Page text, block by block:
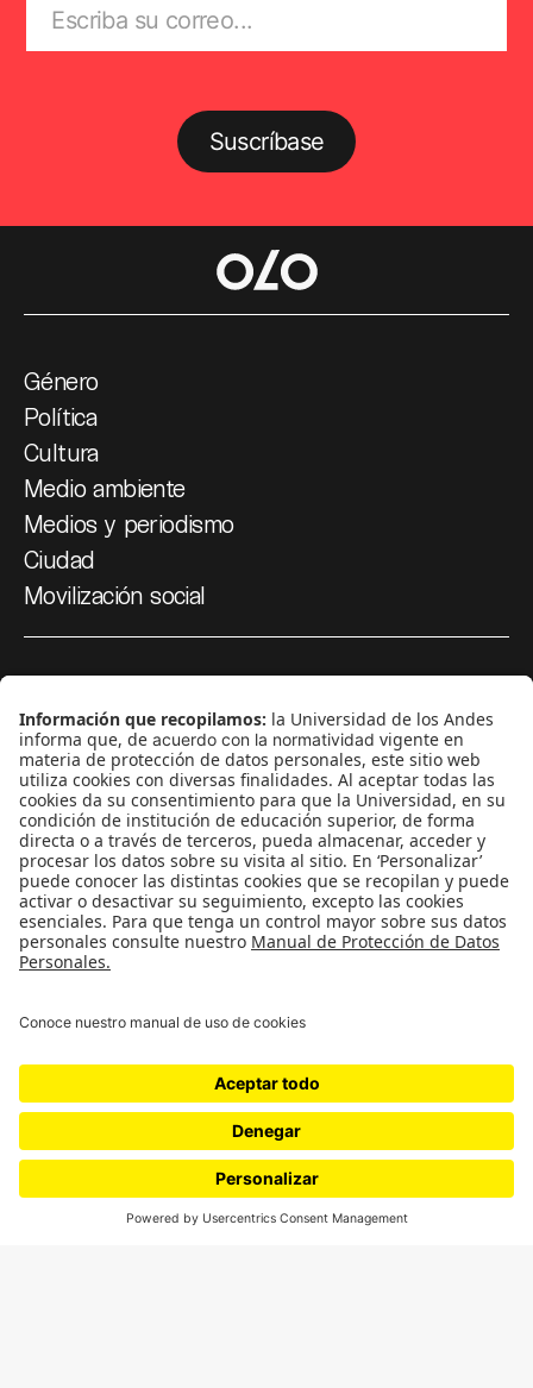
Suscríbase
Género
Política
Cultura
Medio ambiente
Medios y periodismo
Ciudad
Movilización social
Podcasts
Ediciones especiales
Proyectos 070
SÍGUENOS
¿Quieres escribir en 070?
cerosetenta@uniandes.edu.co
BOGOTÁ, COLOMBIA